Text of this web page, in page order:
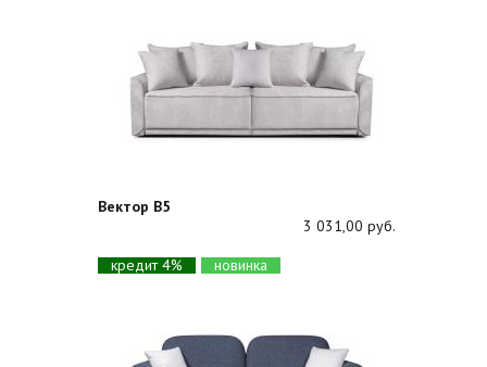
Вектор В5
3 031,00 руб.
кредит 4%
новинка